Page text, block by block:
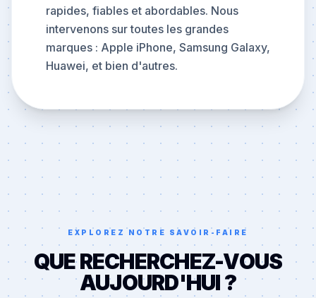
rapides, fiables et abordables. Nous
intervenons sur toutes les grandes
marques : Apple iPhone, Samsung Galaxy,
Huawei, et bien d'autres.
EXPLOREZ NOTRE SAVOIR-FAIRE
QUE RECHERCHEZ-VOUS
AUJOURD'HUI ?